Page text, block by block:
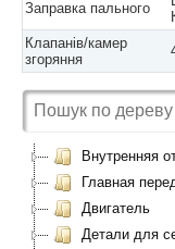
Заправка пального
Клапанів/камер
згоряння
Внутренняя
Главная
Двигатель
Детали для